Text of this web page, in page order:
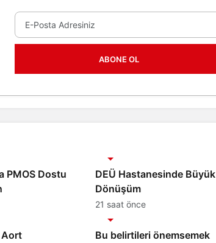
ABONE OL
PMOS Dostu
DEÜ Hastanesinde Büyük
Dönüşüm
21 saat önce
Aort
Bu belirtileri önemsemek
Sağlık